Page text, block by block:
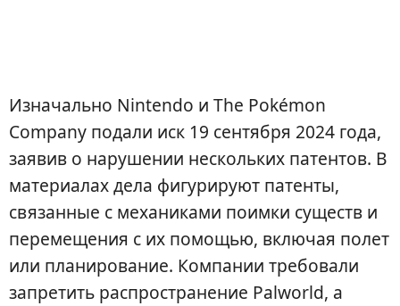
Изначально Nintendo и The Pokémon
Company подали иск 19 сентября 2024 года,
заявив о нарушении нескольких патентов. В
материалах дела фигурируют патенты,
связанные с механиками поимки существ и
перемещения с их помощью, включая полет
или планирование. Компании требовали
запретить распространение Palworld, а